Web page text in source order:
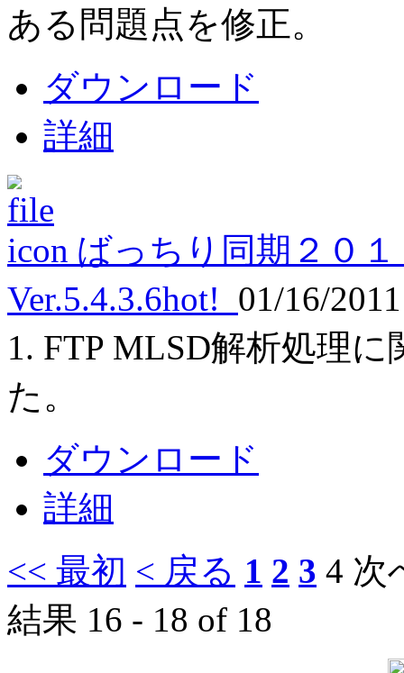
ある問題点を修正。
ダウンロード
詳細
ばっちり同期２０
Ver.5.4.3.6hot! 01/16/
1. FTP MLSD解析処理
た。
ダウンロード
詳細
<< 最初 < 戻る 1 2 3 4 次
結果 16 - 18 of 18